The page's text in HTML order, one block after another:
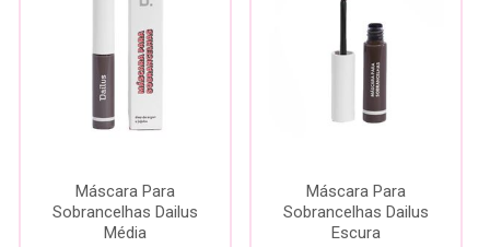
Máscara Para
Sobrancelhas Dailus
Média
Máscara Para
Sobrancelhas Dailus
Escura